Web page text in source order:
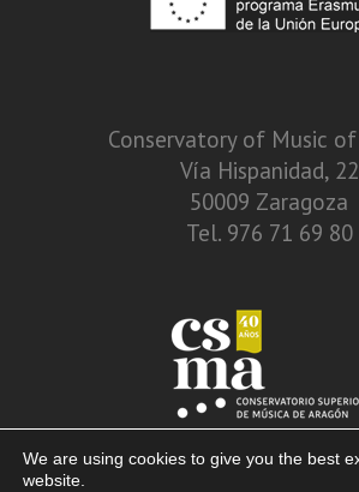
Conservatory of Music
Vía Hispanidad, 22
50009 Zaragoza
Tel. 976 71 69 80
We are using cookies to give you the best
website.